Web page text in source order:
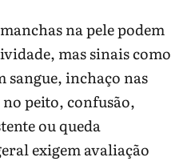
na pele podem
mas sinais como
sangue, inchaço nas
peito, confusão,
ou queda
exigem avaliação